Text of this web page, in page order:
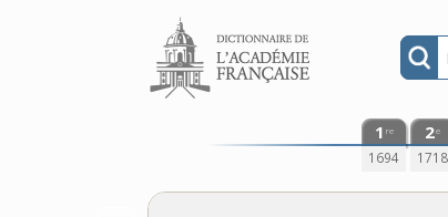
Aller au contenu
1 re
1694
2e
1718